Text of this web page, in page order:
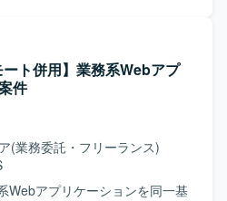
ナリオに対するAI活用ノウハ
LangChainやLangGraphなど
ークおよびLLM連携ライブラ
。
・ドキュメント作成をご担当
、Confluence APIを用いたデー
向け形式への変換、Notion API
および構造化などの業務を実
組める方を求めております。
理解しながら、正確かつ丁寧
迎いたします。 【ポジシ
模の大規模なナレッジベース移
ト併用】業務系Webアプ
件
(業務委託・フリーランス)
Webアプリケーションを同一基